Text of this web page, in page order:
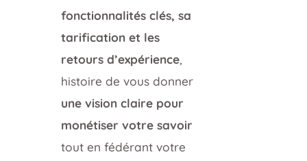
fonctionnalités clés, sa
tarification et les
retours d’expérience,
histoire de vous donner
une vision claire pour
monétiser votre savoir
tout en fédérant votre